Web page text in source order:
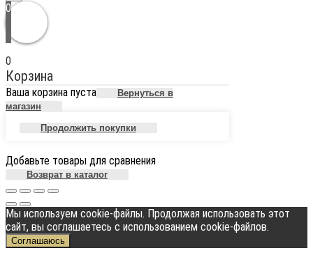
0
0
Корзина
Ваша корзина пуста
Вернуться в
магазин
Продолжить покупки
Добавьте товары для сравнения
Возврат в каталог
Мы используем cookie-файлы. Продолжая использовать этот
сайт, вы соглашаетесь с использованием cookie-файлов.
Соглашаюсь